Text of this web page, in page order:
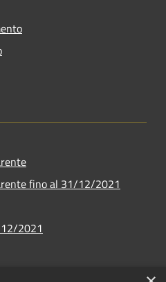
fino al 31/12/2021
2021